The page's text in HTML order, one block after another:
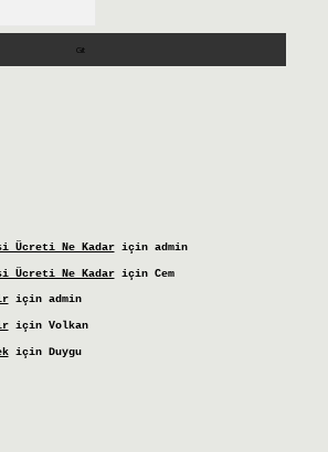
Ücreti Ne Kadariçin admin
Ücreti Ne Kadariçin Cem
için admin
için Volkan
için Duygu